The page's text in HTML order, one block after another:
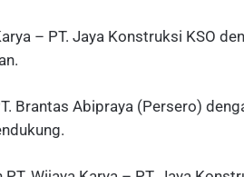
– PT. Jaya Konstruksi KSO
Brantas Abipraya (Persero)